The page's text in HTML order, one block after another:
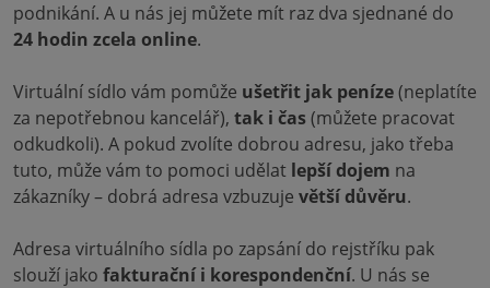
podnikání. A u nás jej můžete mít raz dva sjednané do
24 hodin zcela online.
Virtuální sídlo vám pomůže ušetřit jak peníze(neplatíte
za nepotřebnou kancelář), tak i čas(můžete pracovat
odkudkoli). A pokud zvolíte dobrou adresu, jako třeba
tuto, může vám to pomoci udělat lepší dojem na
zákazníky – dobrá adresa vzbuzuje větší důvěru.
Adresa virtuálního sídla po zapsání do rejstříku pak
slouží jako fakturační i korespondenční. U nás se